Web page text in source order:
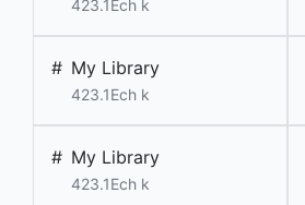
423.1Ech k
# My Library
423.1Ech k
# My Library
423.1Ech k